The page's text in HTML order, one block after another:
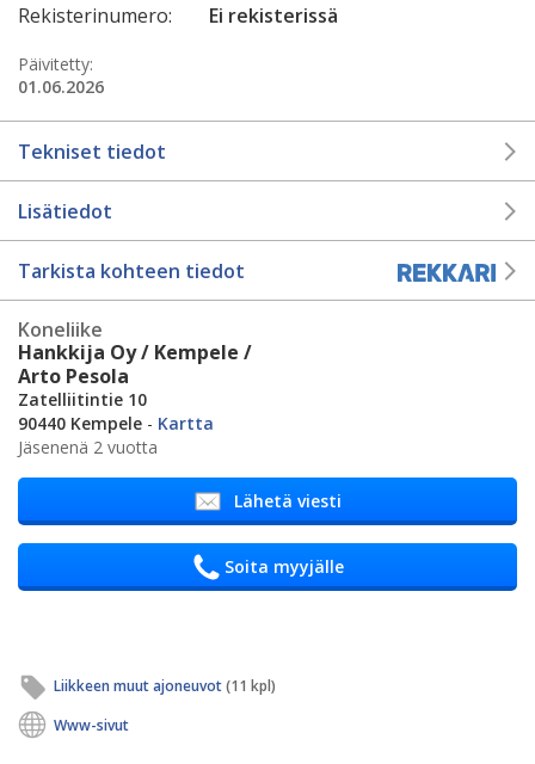
Rekisterinumero:
Ei rekisterissä
Päivitetty:
01.06.2026
Tekniset tiedot
Lisätiedot
Tarkista kohteen tiedot
Koneliike
Hankkija Oy / Kempele /
Arto Pesola
Zatelliitintie 10
90440 Kempele - Kartta
Jäsenenä 2 vuotta
Lähetä viesti
Soita myyjälle
Liikkeen muut ajoneuvot(11 kpl)
Www-sivut